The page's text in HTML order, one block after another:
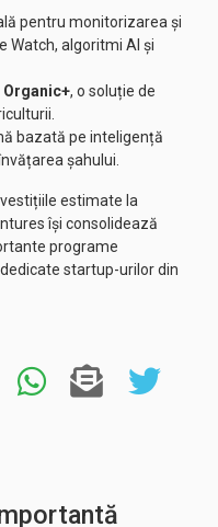
pentru monitorizarea și
Watch, algoritmi AI și
Organic+, o soluție de
bazată pe inteligență
șahului.
estimate la
își consolidează
programe
startup-urilor din